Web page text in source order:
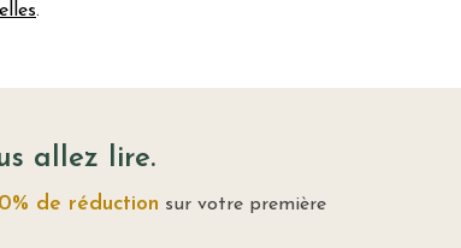
.
allez lire.
de réduction sur votre première